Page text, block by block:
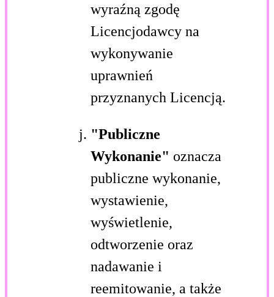
wyraźną zgodę
Licencjodawcy na
wykonywanie
uprawnień
przyznanych Licencją.
"Publiczne
Wykonanie" oznacza
publiczne wykonanie,
wystawienie,
wyświetlenie,
odtworzenie oraz
nadawanie i
reemitowanie, a także